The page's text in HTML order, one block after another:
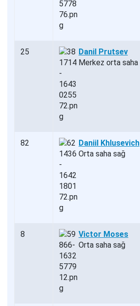
25
Danil Prutsev
Merkez orta saha
82
Daniil Khlusevich
Orta saha sağ
8
Victor Moses
Orta saha sağ